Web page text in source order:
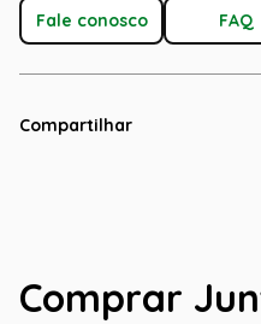
Fale conosco FAQ
Compartilhar
Comprar